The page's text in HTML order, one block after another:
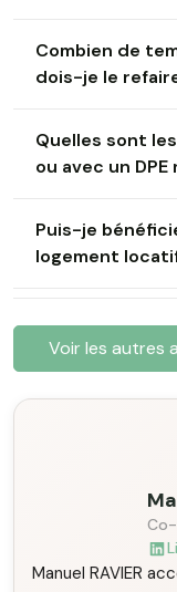
Combien de
dois-je le
Quelles sont
ou avec un
Puis-je
logement
Voir les autres
Manuel RAVIER